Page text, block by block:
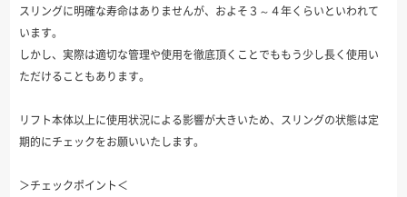
スリングに明確な寿命はありませんが、およそ３～４年くらいといわれて
います。
しかし、実際は適切な管理や使用を徹底頂くことでももう少し長く使用い
ただけることもあります。
リフト本体以上に使用状況による影響が大きいため、スリングの状態は定
期的にチェックをお願いいたします。
＞チェックポイント＜